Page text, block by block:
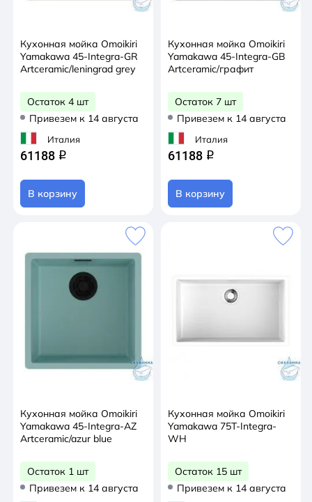
Кухонная мойка Omoikiri
Yamakawa 45-Integra-GR
Artceramic/leningrad grey
Остаток 4 шт
Привезем к 14 августа
Италия
61188 q
В корзину
Кухонная мойка Omoikiri
Yamakawa 45-Integra-GB
Artceramic/графит
Остаток 7 шт
Привезем к 14 августа
Италия
61188 q
В корзину
Кухонная мойка Omoikiri
Yamakawa 45-Integra-AZ
Artceramic/azur blue
Остаток 1 шт
Привезем к 14 августа
Кухонная мойка Omoikiri
Yamakawa 75T-Integra-
WH
Остаток 15 шт
Привезем к 14 августа